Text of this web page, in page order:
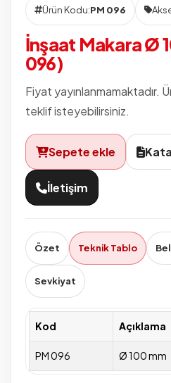
Ürün Kodu:PM 096
İnşaat Makara Ø
096)
Fiyat yayınlanmamaktadır.
teklif isteyebilirsiniz.
Sepete ekle
İletişim
Özet Teknik Tablo
Sevkiyat
Kod Açıklama
PM 096 Ø 100 mm